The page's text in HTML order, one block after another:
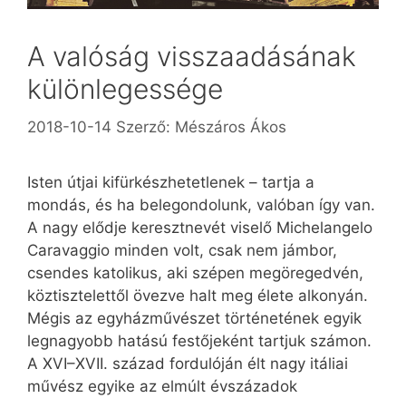
A valóság visszaadásának
különlegessége
2018-10-14 Szerző: Mészáros Ákos
Isten útjai kifürkészhetetlenek – tartja a
mondás, és ha belegondolunk, valóban így van.
A nagy elődje keresztnevét viselő Michelangelo
Caravaggio minden volt, csak nem jámbor,
csendes katolikus, aki szépen megöregedvén,
köztisztelettől övezve halt meg élete alkonyán.
Mégis az egyházművészet történetének egyik
legnagyobb hatású festőjeként tartjuk számon.
A XVI–XVII. század fordulóján élt nagy itáliai
művész egyike az elmúlt évszázadok